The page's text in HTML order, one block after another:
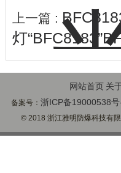
上一篇 :
灯
网站首页 关
备案号：浙ICP备19000538
© 2018 浙江雅明防爆科技有